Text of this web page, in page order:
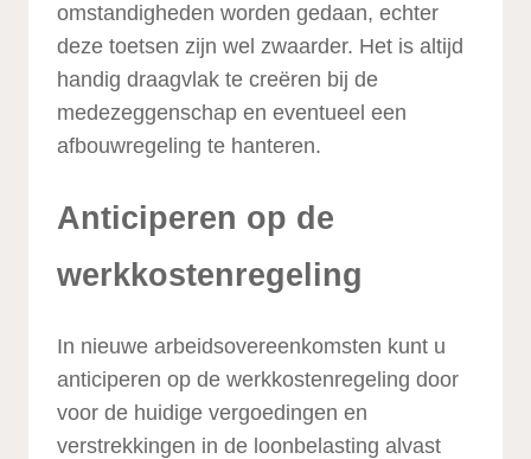
omstandigheden worden gedaan, echter
deze toetsen zijn wel zwaarder. Het is altijd
handig draagvlak te creëren bij de
medezeggenschap en eventueel een
afbouwregeling te hanteren.
Anticiperen op de
werkkostenregeling
In nieuwe arbeidsovereenkomsten kunt u
anticiperen op de werkkostenregeling door
voor de huidige vergoedingen en
verstrekkingen in de loonbelasting alvast